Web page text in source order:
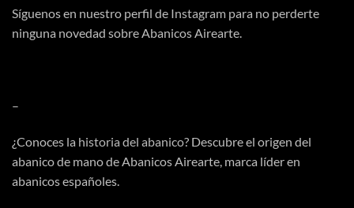
Síguenos en nuestro perfil de Instagram para no perderte
ninguna novedad sobre Abanicos Airearte.
–
¿Conoces la historia del abanico? Descubre el origen del
abanico de mano de Abanicos Airearte, marca líder en
abanicos españoles.